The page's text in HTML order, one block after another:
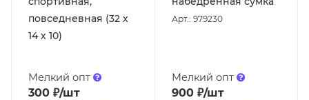
повседневная (32 х
14 х 10)
Мелкий опт
300 ₽/шт
Арт.: 979230
Мелкий опт
900₽/шт